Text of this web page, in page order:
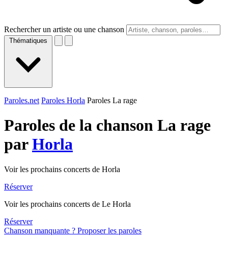
Rechercher un artiste ou une chanson
Thématiques
Paroles.net Paroles Horla Paroles La rage
Paroles de la chanson La rage
parHorla
Voir les prochains concerts de Horla
Réserver
Voir les prochains concerts de Le Horla
Réserver
Chanson manquante ? Proposer les paroles